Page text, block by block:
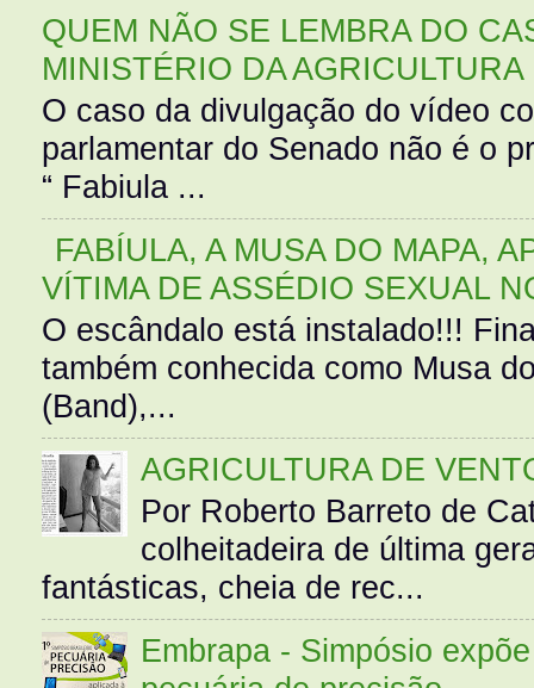
QUEM NÃO SE LEMBRA DO
MINISTÉRIO DA AGRICULTURA
O caso da divulgação do vídeo
parlamentar do Senado não é o
“ Fabiula ...
FABÍULA, A MUSA DO MAPA,
VÍTIMA DE ASSÉDIO SEXUAL
O escândalo está instalado!!!
também conhecida como Musa
(Band),...
AGRICULTURA DE
Por Roberto Barreto de
colheitadeira de última
fantásticas, cheia de rec...
Embrapa - Simpósio